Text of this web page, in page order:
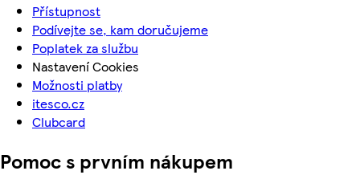
Přístupnost
Podívejte se, kam doručujeme
Poplatek za službu
Nastavení Cookies
Možnosti platby
itesco.cz
Clubcard
Pomoc s prvním nákupem